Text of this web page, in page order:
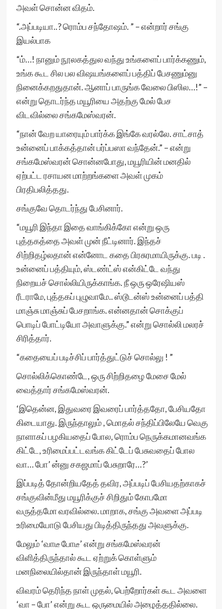
அவள் சொன்ன விதம்.
“.அப்படியா..? ரொம்ப சந்தோஷம். ” – என்றார் சங்கு
இயல்பாக
“ம்…! நானும் நூலகத்துல வந்து உங்களைப் பார்க்கணும்,
உங்க கூட சில பல விஷயங்களைப் பத்திப் பேசணும்னு
நினைக்கறதுதான். ஆனாப் பாருங்க வேலை பிஸில…!” –
என்று தொடர்ந்த மயூரியை அதற்கு மேல் பேச
விடவில்லை சங்கமேஸ்வரன்.
“நான் வேற யாரையும் பார்க்க இங்கே வரல்லே. சாட்சாத்
உன்னைப் பாக்கத்தான் பர்ப்பஸா வந்தேன்.” – என்று
சங்கமேஸ்வரன் சொன்னபோது, மயூரியின் மனதில்
ஏற்பட்ட ரசாயன மாற்றங்களை அவள் முகம்
பிரதிபலித்தது.
சங்குவே தொடர்ந்து பேசினார்.
“மயூரி இந்தா இதை வாங்கிக்கோ என்று ஒரு
புத்தகத்தை அவள் முன் நீட்டினார். இந்தச்
சிற்றிதழ்லதான் என்னோட கதை பிரசுரமாயிருக்கு. படி .
உன்னைப் பத்தியும், ஸ்டண்ட்ஸ் என்கிட்டே வந்து
நிறையச் சொல்லியிருக்காங்க. நீ ஒரு ஒரேஷியஸ்
ரீடராமே, புத்தகப் புழுவாமே.. ஸ்டூடன்ஸ் உன்னைப் பத்தி
மாஞ்சு மாஞ்சுப் பேசறாங்க. என்னதான் சொக்குப்
பொடிப் போட்டியோ அவாளுக்கு.” என்று சொல்லி மலரச்
சிரித்தார்.
“கதையைப் படிச்சிப் பார்த்துட்டுச் சொல்லு ! ”
சொல்லிக்கொண்டே, ஒரு சிற்றிதழை மேசை மேல்
வைத்தார் சங்கமேஸ்வரன்.
‘இதென்ன, இதுவரை இவரைப் பார்த்ததோ, பேசியதோ
கிடையாது. இருந்தாலும் , மொதல் சந்திப்பிலேயே வெகு
நாளாகப் பழகியதைப் போல, ரொம்ப நெருக்கமானவங்க
கிட்டே, உரிமைப்பட்டவங்க கிட்டேப் பேசுவதைப் போல
வா… போ’ ன்னு சகஜமாப் பேசுறாரே…?’
இப்படித் தோன்றியதேத் தவிர, அப்படிப் பேசியதற்காகச்
சங்குவின்மீது மயூரிக்குச் சிறிதும் கோபமோ
வருத்தமோ வரவில்லை. மாறாக, சங்கு அவளை அப்படி
உரிமையோடு பேசியது பிடித்திருந்தது அவளுக்கு.
மேலும் ‘வாடீ போடீ’ என்று சங்கமேஸ்வரன்
விளித்திருந்தால் கூட ஏற்றுக் கொள்ளும்
மனநிலையில்தான் இருந்தாள் மயூரி.
விவரம் தெரிந்த நாள் முதல், பெற்றோர்கள் கூட அவளை
‘வா – போ’ என்று கூட ஒருமையில் அழைத்ததில்லை.